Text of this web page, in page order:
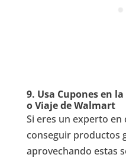
9. Usa Cupones en
o Viaje de Walmart
Si eres un experto en
conseguir productos
aprovechando estas